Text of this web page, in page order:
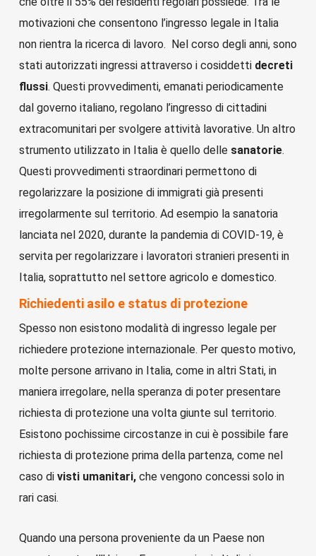
motivazioni che consentono l’ingresso legale in Italia
non rientra la ricerca di lavoro. Nel corso degli anni, sono
stati autorizzati ingressi attraverso i cosiddetti decreti
flussi. Questi provvedimenti, emanati periodicamente
dal governo italiano, regolano l’ingresso di cittadini
extracomunitari per svolgere attività lavorative. Un altro
strumento utilizzato in Italia è quello delle sanatorie.
Questi provvedimenti straordinari permettono di
regolarizzare la posizione di immigrati già presenti
irregolarmente sul territorio. Ad esempio la sanatoria
lanciata nel 2020, durante la pandemia di COVID-19, è
servita per regolarizzare i lavoratori stranieri presenti in
Italia, soprattutto nel settore agricolo e domestico.
Richiedenti asilo e status di protezione
Spesso non esistono modalità di ingresso legale per
richiedere protezione internazionale. Per questo motivo,
molte persone arrivano in Italia, come in altri Stati, in
maniera irregolare, nella speranza di poter presentare
richiesta di protezione una volta giunte sul territorio.
Esistono pochissime circostanze in cui è possibile fare
richiesta di protezione prima della partenza, come nel
caso di visti umanitari,che vengono concessi solo in
rari casi.
Quando una persona proveniente da un Paese non